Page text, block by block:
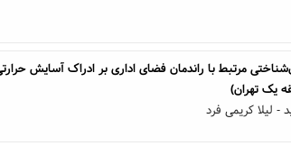
مرتبط با راندمان فضای اداری بر ادراک آسایش
یک تهران)
- لیلا کریمی فرد